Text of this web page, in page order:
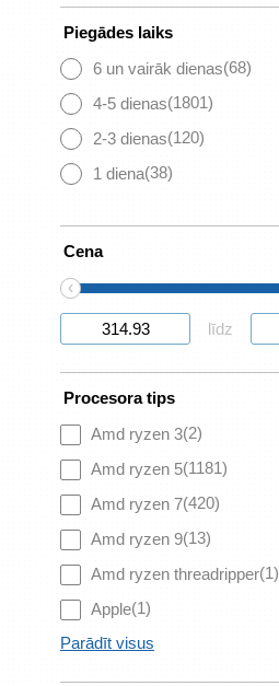
Piegādes laiks
6 un vairāk dienas(68)
4-5 dienas(1801)
2-3 dienas(120)
1 diena(38)
Cena
‹
līdz
Procesora tips
Amd ryzen 3(2)
Amd ryzen 5(1181)
Amd ryzen 7(420)
Amd ryzen 9(13)
Amd ryzen threadripper(1)
Apple(1)
Parādīt visus